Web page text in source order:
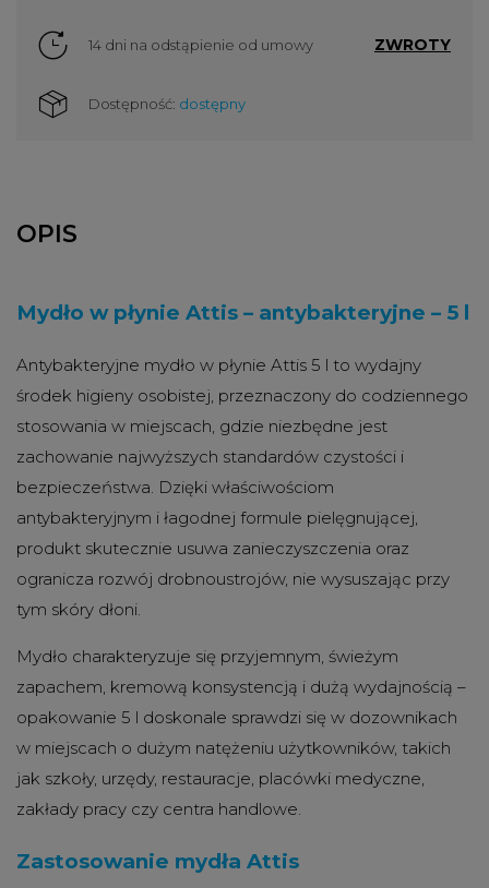
14 dni na odstąpienie od umowy ZWROTY
Dostępność: dostępny
OPIS
Mydło w płynie Attis – antybakteryjne – 5 l
Antybakteryjne mydło w płynie Attis 5 l to wydajny
środek higieny osobistej, przeznaczony do codziennego
stosowania w miejscach, gdzie niezbędne jest
zachowanie najwyższych standardów czystości i
bezpieczeństwa. Dzięki właściwościom
antybakteryjnym i łagodnej formule pielęgnującej,
produkt skutecznie usuwa zanieczyszczenia oraz
ogranicza rozwój drobnoustrojów, nie wysuszając przy
tym skóry dłoni.
Mydło charakteryzuje się przyjemnym, świeżym
zapachem, kremową konsystencją i dużą wydajnością –
opakowanie 5 l doskonale sprawdzi się w dozownikach
w miejscach o dużym natężeniu użytkowników, takich
jak szkoły, urzędy, restauracje, placówki medyczne,
zakłady pracy czy centra handlowe.
Zastosowanie mydła Attis